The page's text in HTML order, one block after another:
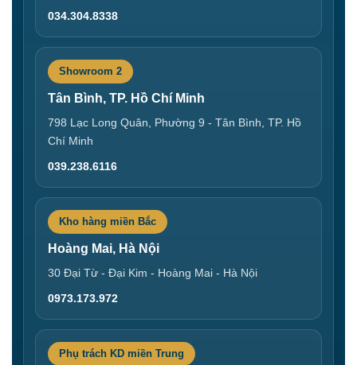
034.304.8338
Showroom 2
Tân Bình, TP. Hồ Chí Minh
798 Lạc Long Quân, Phường 9 - Tân Bình, TP. Hồ
Chí Minh
039.238.6116
Kho hàng miền Bắc
Hoàng Mai, Hà Nội
30 Đại Từ - Đại Kim - Hoàng Mai - Hà Nội
0973.173.972
Phụ trách KD miền Trung